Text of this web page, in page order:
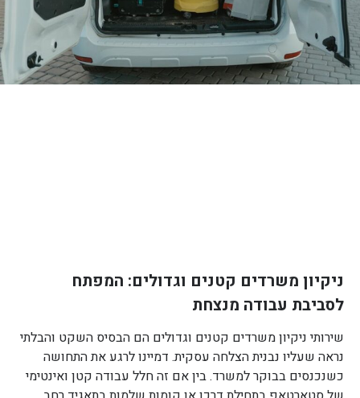
ניקיון משרדים קטנים וגדולים: המפתח
לסביבת עבודה מנצחת
שירותי ניקיון משרדים קטנים וגדולים הם הבסיס השקט והבלתי
נראה שעליו נבנית הצלחה עסקית. דמיינו לרגע את התחושה
כשנכנסים בבוקר למשרד. בין אם זה חלל עבודה קטן ואינטימי